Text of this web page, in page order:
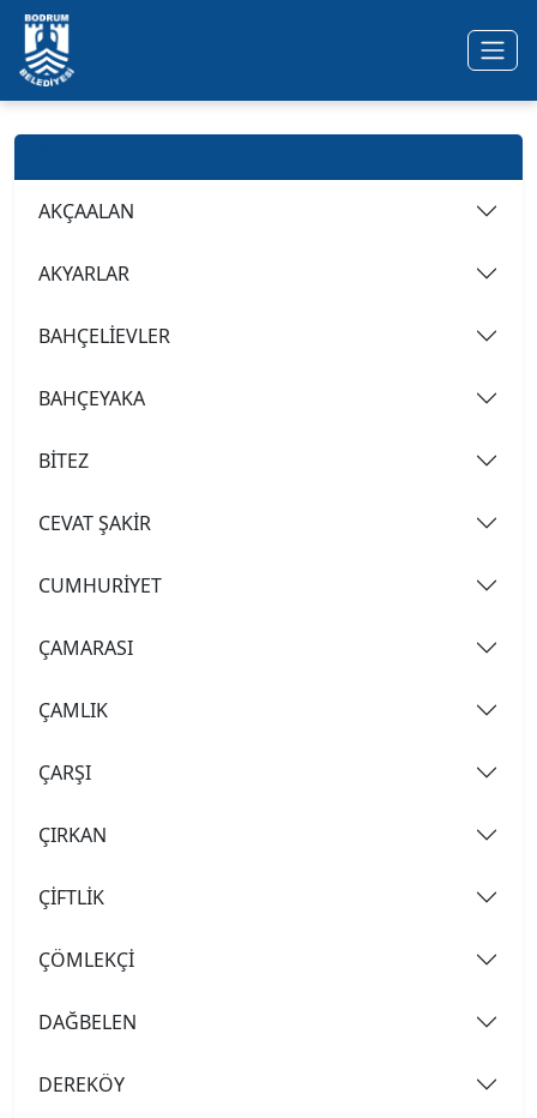
Ana içeriğe geç
AKÇAALAN
AKYARLAR
BAHÇELİEVLER
BAHÇEYAKA
BİTEZ
CEVAT ŞAKİR
CUMHURİYET
ÇAMARASI
ÇAMLIK
ÇARŞI
ÇIRKAN
ÇİFTLİK
ÇÖMLEKÇİ
DAĞBELEN
DEREKÖY